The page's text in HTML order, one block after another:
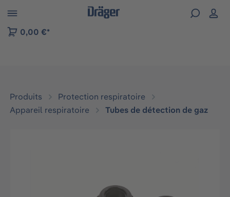
to B2B platform navigation
0,00 €*
Produits
Protection respiratoire
Appareil respiratoire
Tubes de détection de gaz